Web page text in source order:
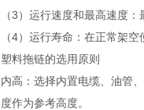
（3）运行速度和最高速度
（4）运行寿命：在正常架
塑料拖链的选用原则
内高：选择内置电缆、油管
度作为参考高度。